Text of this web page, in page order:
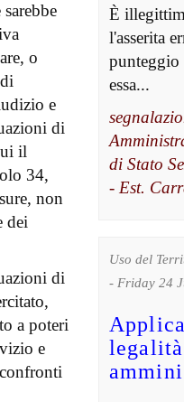
o
e
di
il
34,
non
dei
di
a poteri
e
È
l'asserita
punteggio
essa...
di Stato
- Est.
Uso del
- Friday 24